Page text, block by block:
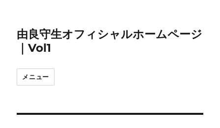
由良守生オフィシャルホームページ
｜Vol1
メニュー